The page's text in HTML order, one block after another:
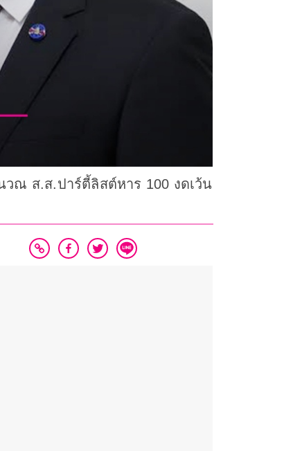
ณ ส.ส.ปาร์ตี้ลิสต์หาร 100 งดเว้น